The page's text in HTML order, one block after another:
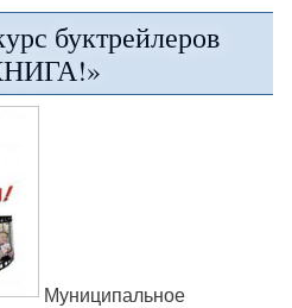
буктрейлеров
Муниципальное